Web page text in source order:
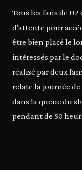
Tous les fans de
d'attente pour
être bien placé le
intéressés par le
réalisé par deux
relate la journée de
dans la queue du
pendant de 50